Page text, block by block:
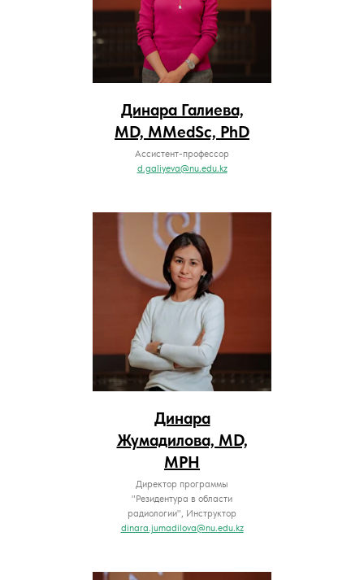
Динара Галиева,
MD, MMedSc, PhD
Ассистент-профессор
d.galiyeva@nu.edu.kz
Динара
Жумадилова, MD,
MPH
Директор программы
"Резидентура в области
радиологии", Инструктор
dinara.jumadilova@nu.edu.kz